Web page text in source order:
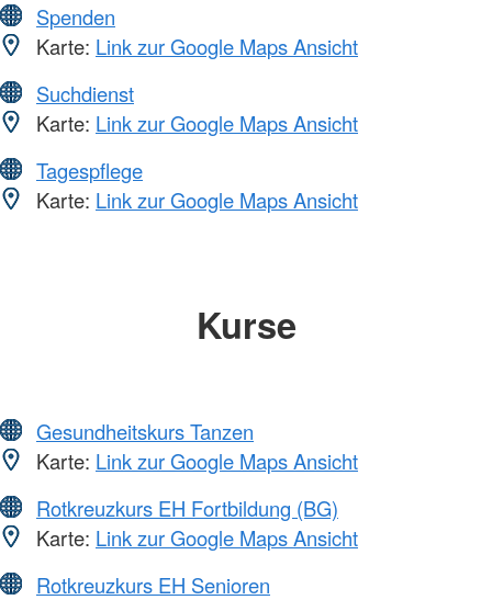
Spenden
Karte: Link zur Google Maps Ansicht
Suchdienst
Karte: Link zur Google Maps Ansicht
Tagespflege
Karte: Link zur Google Maps Ansicht
Kurse
Gesundheitskurs Tanzen
Karte: Link zur Google Maps Ansicht
Rotkreuzkurs EH Fortbildung (BG)
Karte: Link zur Google Maps Ansicht
Rotkreuzkurs EH Senioren